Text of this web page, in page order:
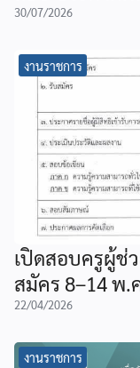
30/07/2026
งานราชการ
เปิดสอบครูผู้ช่
สมัคร 8–14 พ.
22/04/2026
งานราชการ